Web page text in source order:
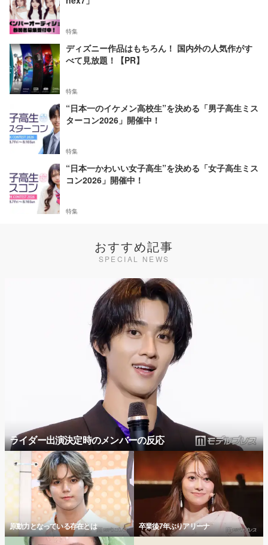
特集
ディズニー作品はもちろん！ 国内外の人気作がす
べて見放題！【PR】
特集
“日本一のイケメン高校生”を決める「男子高生ミス
ターコン2026」開催中！
特集
“日本一かわいい女子高生”を決める「女子高生ミス
コン2026」開催中！
特集
おすすめ記事
SPECIAL NEWS
ライダー出演決定時のメンバーの反応
原動力となっている存在とは 卒業後7年ぶりアリーナ